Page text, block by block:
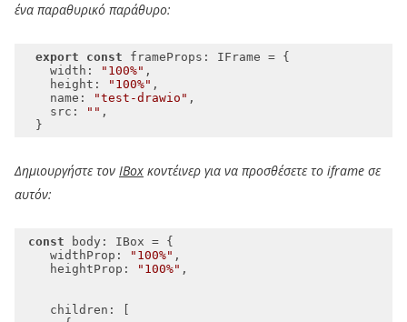
ένα παραθυρικό παράθυρο:
export const
width : "100%"
height : "100%"
name : "test-drawio"
src : ""
Δημιουργήστε τον IBox κοντέινερ για να προσθέσετε το iframe σε
αυτόν:
const
widthProp : "100%"
heightProp : "100%"
children